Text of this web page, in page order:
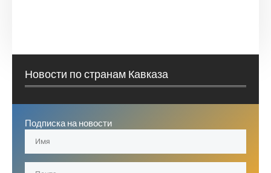
Новости по странам Кавказа
Подписка на новости